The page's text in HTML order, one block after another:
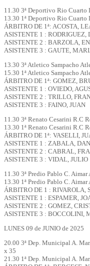
11.30 3ª Deportivo Rio
13.30 1ª Deportivo Rio
ÁRBITRO DE 1ª: ACOSTA,
ASISTENTE 1 : RODRIGUEZ,
ASISTENTE 2 : BARZOLA,
ASISTENTE 3 : GAUTE,
13.30 3ª Atletico Sampacho
15.30 1ª Atletico Sampacho
ÁRBITRO DE 1ª: GOMEZ,
ASISTENTE 1 : OVIEDO,
ASISTENTE 2 : TRILLO,
ASISTENTE 3 : FAINO, JUAN
11.30 3ª Renato Cesarini R.C
13.30 1ª Renato Cesarini R.C
ÁRBITRO DE 1ª: VASELLI,
ASISTENTE 1 : ZABALA,
ASISTENTE 2 : CABRAL,
ASISTENTE 3 : VIDAL, JULIO
11.30 3ª Predio Pablo C.
13.30 1ª Predio Pablo C.
ÁRBITRO DE 1 : RIVAROLA,
ASISTENTE 1 : ESPAMER,
ASISTENTE 2 : GOMEZ,
ASISTENTE 3 : BOCCOLINI,
LUNES 09 de JUNIO de 2025
20.00 3ª Dep. Municipal A.
x 35
21.30 1ª Dep. Municipal A.